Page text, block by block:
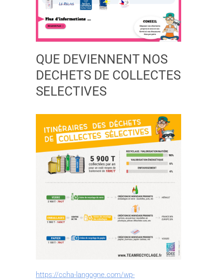
QUE DEVIENNENT NOS
DECHETS DE COLLECTES
SELECTIVES
https://ccha-langogne.com/wp-